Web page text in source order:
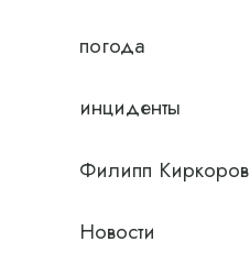
погода
инциденты
Филипп Киркоров
Новости